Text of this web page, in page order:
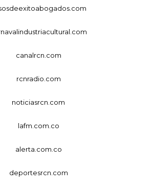
canalrcn.com
rcnradio.com
noticiasrcn.com
lafm.com.co
alerta.com.co
deportesrcn.com